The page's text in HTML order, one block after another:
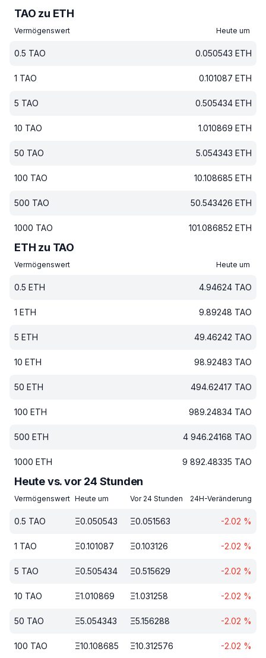
TAO zu ETH
Vermögenswert Heute um
0.5 TAO 0.050543 ETH
1 TAO 0.101087 ETH
5 TAO 0.505434 ETH
10 TAO 1.010869 ETH
50 TAO 5.054343 ETH
100 TAO 10.108685 ETH
500 TAO 50.543426 ETH
1000 TAO 101.086852 ETH
ETH zu TAO
Vermögenswert Heute um
0.5 ETH 4.94624 TAO
1 ETH 9.89248 TAO
5 ETH 49.46242 TAO
10 ETH 98.92483 TAO
50 ETH 494.62417 TAO
100 ETH 989.24834 TAO
500 ETH 4 946.24168 TAO
1000 ETH 9 892.48335 TAO
Heute vs. vor 24 Stunden
Vermögenswert Heute um Vor 24 Stunden 24H-Veränderung
0.5 TAO Ξ0.050543 Ξ0.051563 -2.02 %
1 TAO Ξ0.101087 Ξ0.103126 -2.02 %
5 TAO Ξ0.505434 Ξ0.515629 -2.02 %
10 TAO Ξ1.010869 Ξ1.031258 -2.02 %
50 TAO Ξ5.054343 Ξ5.156288 -2.02 %
100 TAO Ξ10.108685 Ξ10.312576 -2.02 %